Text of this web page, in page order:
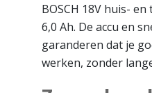
BOSCH 18V huis-
6,0 Ah. De accu en
garanderen dat je
werken, zonder